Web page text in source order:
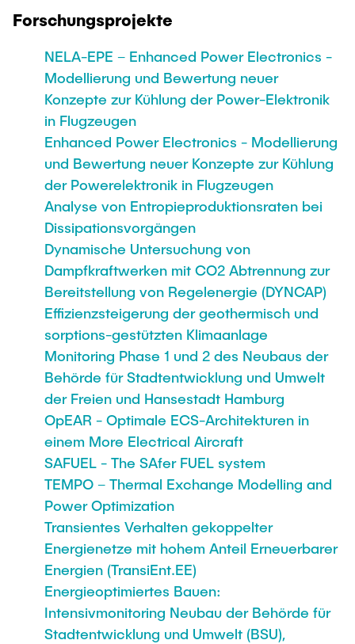
Forschungsprojekte
NELA-EPE – Enhanced Power Electronics -
Modellierung und Bewertung neuer
Konzepte zur Kühlung der Power-Elektronik
in Flugzeugen
Enhanced Power Electronics - Modellierung
und Bewertung neuer Konzepte zur Kühlung
der Powerelektronik in Flugzeugen
Analyse von Entropieproduktionsraten bei
Dissipationsvorgängen
Dynamische Untersuchung von
Dampfkraftwerken mit CO2 Abtrennung zur
Bereitstellung von Regelenergie (DYNCAP)
Effizienzsteigerung der geothermisch und
sorptions-gestützten Klimaanlage
Monitoring Phase 1 und 2 des Neubaus der
Behörde für Stadtentwicklung und Umwelt
der Freien und Hansestadt Hamburg
OpEAR - Optimale ECS-Architekturen in
einem More Electrical Aircraft
SAFUEL - The SAfer FUEL system
TEMPO – Thermal Exchange Modelling and
Power Optimization
Transientes Verhalten gekoppelter
Energienetze mit hohem Anteil Erneuerbarer
Energien (TransiEnt.EE)
Energieoptimiertes Bauen:
Intensivmonitoring Neubau der Behörde für
Stadtentwicklung und Umwelt (BSU),